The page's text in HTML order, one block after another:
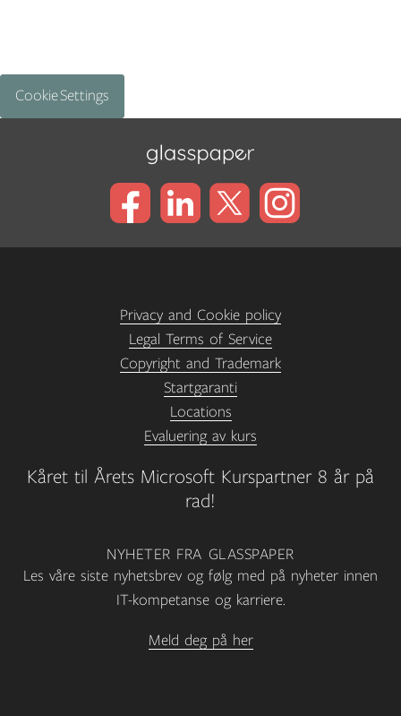
Cookie Settings
Kåret til Årets Microsoft Kurspartner 8 år på
rad!
Privacy and Cookie policy
Legal Terms of Service
Copyright and Trademark
Startgaranti
Locations
Evaluering av kurs
NYHETER FRA GLASSPAPER
Les våre siste nyhetsbrev og følg med på nyheter innen
IT-kompetanse og karriere.
Meld deg på her